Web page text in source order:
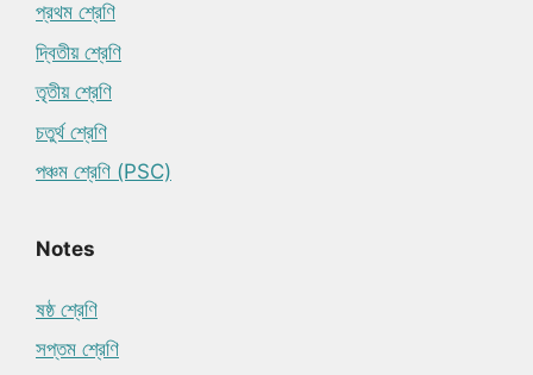
প্রথম শ্রেণি
দ্বিতীয় শ্রেণি
তৃতীয় শ্রেণি
চতুর্থ শ্রেণি
পঞ্চম শ্রেণি (PSC)
Notes
ষষ্ঠ শ্রেণি
সপ্তম শ্রেণি